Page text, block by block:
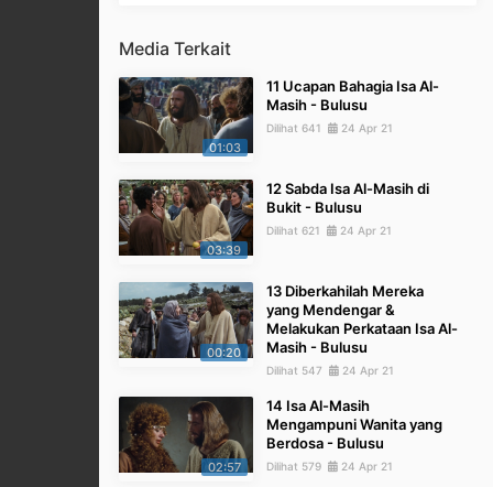
Media Terkait
01:03
11 Ucapan Bahagia Isa Al-
Masih - Bulusu
Dilihat 641 24 Apr 21
03:39
12 Sabda Isa Al-Masih di
Bukit - Bulusu
Dilihat 621 24 Apr 21
00:20
13 Diberkahilah Mereka
yang Mendengar &
Melakukan Perkataan Isa Al-
Masih - Bulusu
Dilihat 547 24 Apr 21
02:57
14 Isa Al-Masih
Mengampuni Wanita yang
Berdosa - Bulusu
Dilihat 579 24 Apr 21